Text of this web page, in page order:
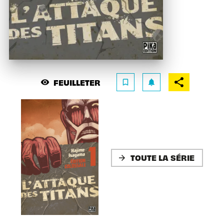
visibility FEUILLETER bookmark_border notifications
arrow_forward TOUTE LA SÉRIE